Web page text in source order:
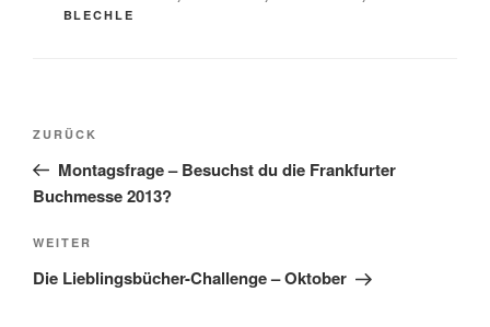
BLECHLE
Beitragsnavigation
Vorheriger
Beitrag
ZURÜCK
Montagsfrage – Besuchst du die Frankfurter
Buchmesse 2013?
Nächster
Beitrag
WEITER
Die Lieblingsbücher-Challenge – Oktober